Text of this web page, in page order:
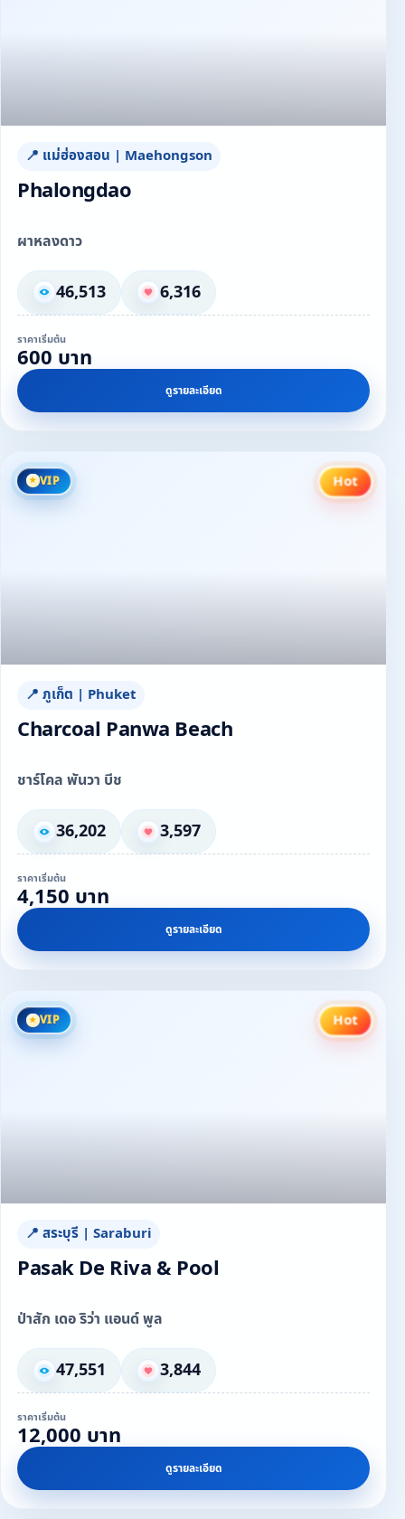
📍 แม่ฮ่องสอน | Maehongson
Phalongdao
ผาหลงดาว
46,513 6,316
ราคาเริ่มต้น
600 บาท
ดูรายละเอียด
VIP Hot
📍 ภูเก็ต | Phuket
Charcoal Panwa Beach
ชาร์โคล พันวา บีช
36,202 3,597
ราคาเริ่มต้น
4,150 บาท
ดูรายละเอียด
VIP Hot
📍 สระบุรี | Saraburi
Pasak De Riva & Pool
ป่าสัก เดอ ริว่า แอนด์ พูล
47,551 3,844
ราคาเริ่มต้น
12,000 บาท
ดูรายละเอียด